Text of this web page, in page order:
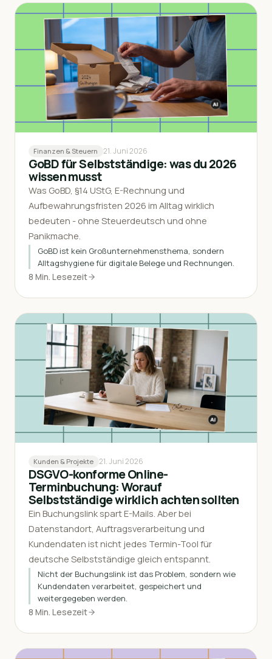
Finanzen & Steuern 21. Juni 2026
GoBD für Selbstständige: was du 2026
wissen musst
Was GoBD, §14 UStG, E-Rechnung und
Aufbewahrungsfristen 2026 im Alltag wirklich
bedeuten - ohne Steuerdeutsch und ohne
Panikmache.
GoBD ist kein Großunternehmensthema, sondern
Alltagshygiene für digitale Belege und Rechnungen.
8 Min. Lesezeit
Kunden & Projekte 21. Juni 2026
DSGVO-konforme Online-
Terminbuchung: Worauf
Selbstständige wirklich achten sollten
Ein Buchungslink spart E-Mails. Aber bei
Datenstandort, Auftragsverarbeitung und
Kundendaten ist nicht jedes Termin-Tool für
deutsche Selbstständige gleich entspannt.
Nicht der Buchungslink ist das Problem, sondern wie
Kundendaten verarbeitet, gespeichert und
weitergegeben werden.
8 Min. Lesezeit